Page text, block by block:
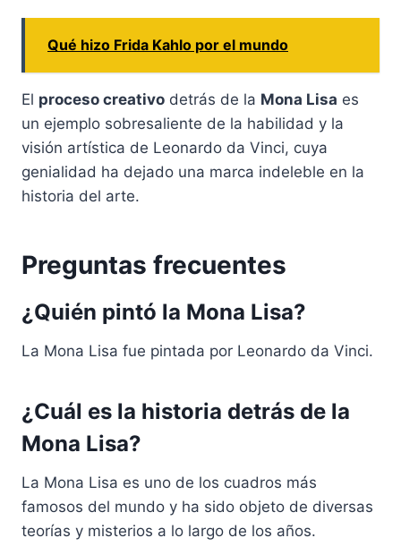
Qué hizo Frida Kahlo por el mundo
El proceso creativo detrás de la Mona Lisa es
un ejemplo sobresaliente de la habilidad y la
visión artística de Leonardo da Vinci, cuya
genialidad ha dejado una marca indeleble en la
historia del arte.
Preguntas frecuentes
¿Quién pintó la Mona Lisa?
La Mona Lisa fue pintada por Leonardo da Vinci.
¿Cuál es la historia detrás de la
Mona Lisa?
La Mona Lisa es uno de los cuadros más
famosos del mundo y ha sido objeto de diversas
teorías y misterios a lo largo de los años.